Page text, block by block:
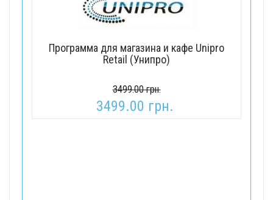
Программа для магазина и кафе Unipro
Retail (Унипро)
3499.00 грн.
3499.00 грн.